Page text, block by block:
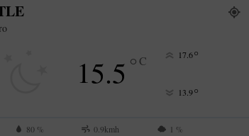
15.5 °C 17.6°
13.9°
80 % 0.9kmh 1 %